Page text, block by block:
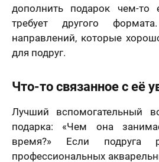
дополнить подарок чем-то
требует другого
направлений, которые
для подруг.
Что-то связанное с её
Лучший вспомогательный
подарка: «Чем она
время?» Если подруга
профессиональных